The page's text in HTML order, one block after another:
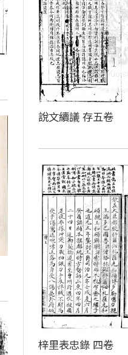
說文續議 存五卷
梓里表忠錄 四卷